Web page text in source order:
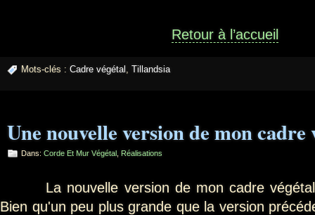
Retour à l’accueil
Mots-clés : Cadre végétal Tillandsia
Une nouvelle version de mon cadre
Dans: Corde Et Mur Végétal Réalisations
La nouvelle version de mon cadre végétal
Bien qu'un peu plus grande que la version